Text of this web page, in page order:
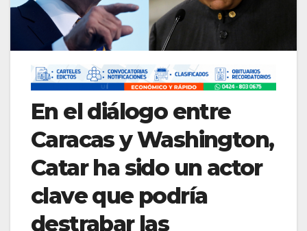
En el diálogo entre
Caracas y Washington,
Catar ha sido un actor
clave que podría
destrabar las